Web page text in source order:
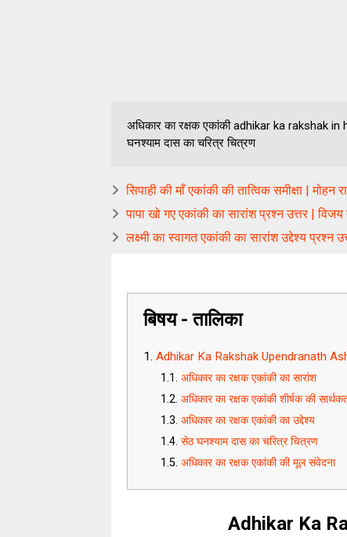
अधिकार का रक्षक एकांकी adhikar ka rakshak in
घनश्याम दास का चरित्र चित्रण
सिपाही की माँ एकांकी की तात्विक समीक्षा | मोहन
पापा खो गए एकांकी का सारांश प्रश्न उत्तर |
लक्ष्मी का स्वागत एकांकी का सारांश उद्देश्य प्रश्न
बिषय - तालिका
Adhikar Ka Rakshak Upendranath
अधिकार का रक्षक एकांकी का सारांश
अधिकार का रक्षक एकांकी शीर्षक की
अधिकार का रक्षक एकांकी का उद्देश्य
सेठ घनश्याम दास का चरित्र चित्रण
अधिकार का रक्षक एकांकी की मूल संवेदना
Adhikar Ka